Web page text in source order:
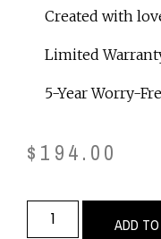
Created with
Limited
5-Year Worry-
$ 194.00
ADD